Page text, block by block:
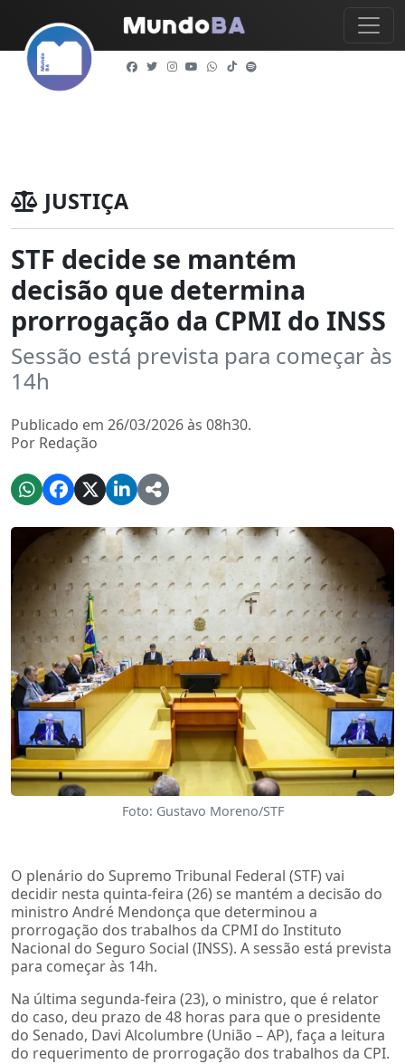
JUSTIÇA
STF decide se mantém
decisão que determina
prorrogação da CPMI do INSS
Sessão está prevista para começar às
14h
Publicado em 26/03/2026 às 08h30.
Por Redação
Foto: Gustavo Moreno/STF
O plenário do Supremo Tribunal Federal (STF) vai
decidir nesta quinta-feira (26) se mantém a decisão do
ministro André Mendonça que determinou a
prorrogação dos trabalhos da CPMI do Instituto
Nacional do Seguro Social (INSS). A sessão está prevista
para começar às 14h.
Na última segunda-feira (23), o ministro, que é relator
do caso, deu prazo de 48 horas para que o presidente
do Senado, Davi Alcolumbre (União – AP), faça a leitura
do requerimento de prorrogação dos trabalhos da CPI.